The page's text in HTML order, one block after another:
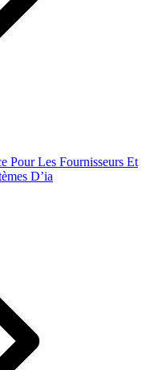
Pour Les Fournisseurs Et
D’ia